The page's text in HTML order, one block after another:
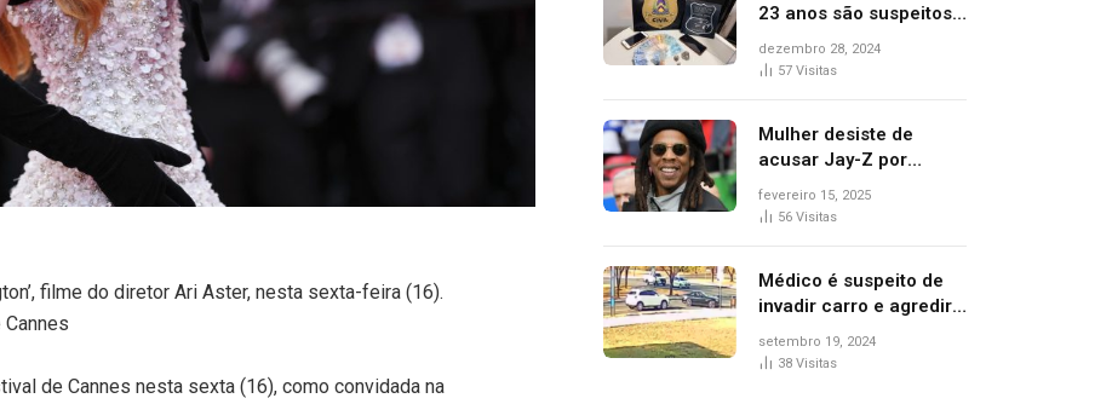
filme do diretor Ari Aster, nesta sexta-feira (16).
de Cannes nesta sexta (16), como convidada na
23 anos são suspeitos
de vender drogas
próximo de delegacia e
dezembro 28, 2024
57 Visitas
Mulher desiste de
acusar Jay-Z por
estupro, diz revista
fevereiro 15, 2025
56 Visitas
Médico é suspeito de
invadir carro e agredir
delegado aposentado
durante confusão no
setembro 19, 2024
38 Visitas